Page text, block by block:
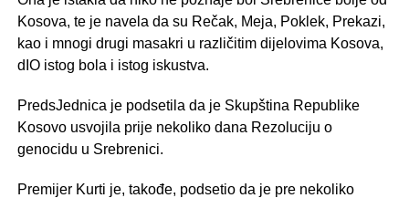
Kosova, te je navela da su Rečak, Meja, Poklek, Prekazi,
kao i mnogi drugi masakri u različitim dijelovima Kosova,
dIO istog bola i istog iskustva.
PredsJednica je podsetila da je Skupština Republike
Kosovo usvojila prije nekoliko dana Rezoluciju o
genocidu u Srebrenici.
​​​​​​​Premijer Kurti je, takođe, podsetio da je pre nekoliko